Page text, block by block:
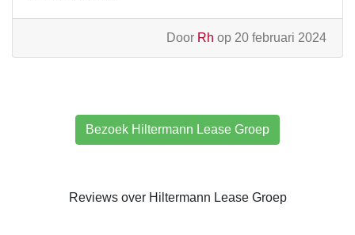
Door Rh op 20 februari 2024
Bezoek Hiltermann Lease Groep
Reviews over Hiltermann Lease Groep